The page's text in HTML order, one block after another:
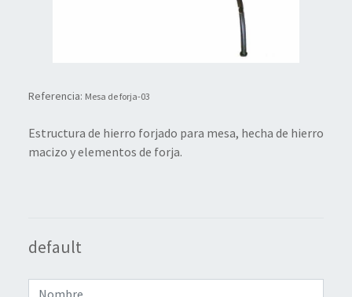
Referencia: Mesa de forja-03
Estructura de hierro forjado para mesa, hecha de hierro
macizo y elementos de forja.
default